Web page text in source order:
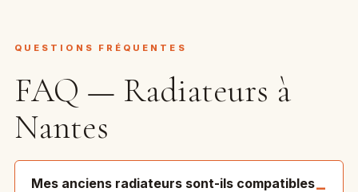
QUESTIONS FRÉQUENTES
FAQ — Radiateurs à
Nantes
Mes anciens radiateurs sont-ils compatibles